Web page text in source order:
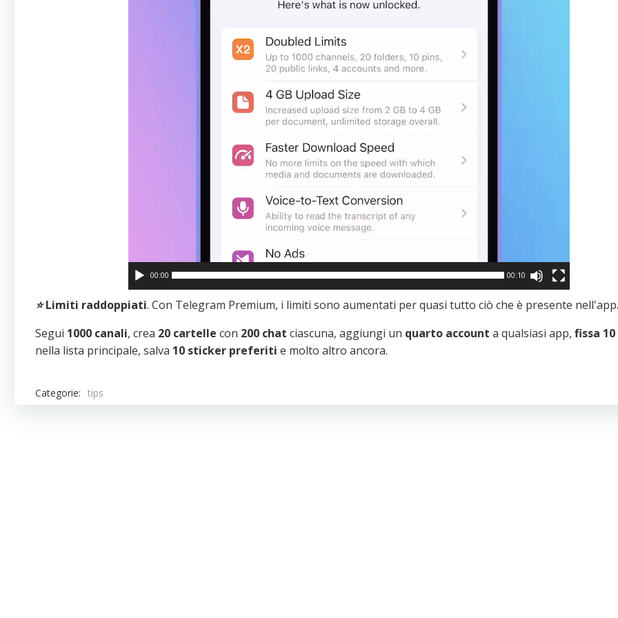
00:00 00:10
⭐️Limiti raddoppiati. Con Telegram Premium, i limiti sono aumentati per quasi tutto ciò che è presente nell'app.
Segui 1000 canali, crea 20 cartelle con 200 chat ciascuna, aggiungi un quarto account a qualsiasi app, fissa
nella lista principale, salva 10 sticker preferiti e molto altro ancora.
Categorie: tips